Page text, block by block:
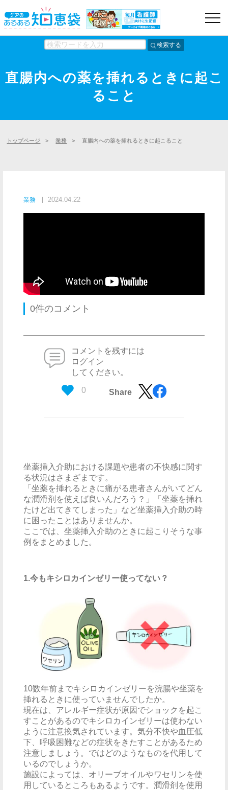
検索する
直腸内への薬を挿れるときに起こ
ること
トップページ > 業務 > 直腸内への薬を挿れるときに起こること
業務 2024.04.22
0件のコメント
コメントを残すには
ログイン
してください。
0 Share
坐薬挿入介助における課題や患者の不快感に関す
る状況はさまざまです。
「坐薬を挿れるときに痛がる患者さんがいてどん
な潤滑剤を使えば良いんだろう？」「坐薬を挿れ
たけど出てきてしまった」など坐薬挿入介助の時
に困ったことはありませんか。
ここでは、坐薬挿入介助のときに起こりそうな事
例をまとめました。
1.今もキシロカインゼリー使ってない？
10数年前までキシロカインゼリーを浣腸や坐薬を
挿れるときに使っていませんでしたか。
現在は、アレルギー症状が原因でショックを起こ
すことがあるのでキシロカインゼリーは使わない
ように注意換気されています。気分不快や血圧低
下、呼吸困難などの症状をきたすことがあるため
注意しましょう。ではどのようなものを代用して
いるのでしょうか。
施設によっては、オリーブオイルやワセリンを使
用しているところもあるようです。潤滑剤を使用